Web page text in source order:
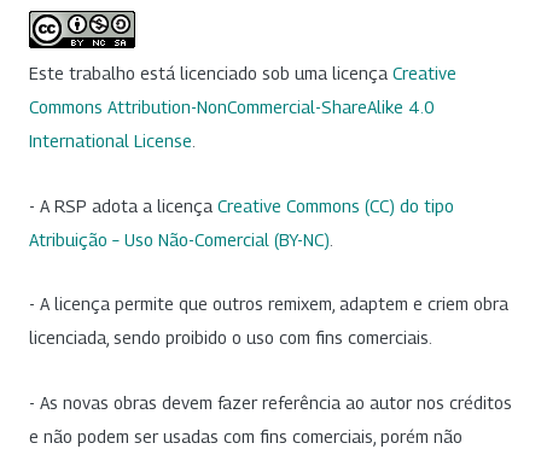
Este trabalho está licenciado sob uma licença Creative
Commons Attribution-NonCommercial-ShareAlike 4.0
International License
- A RSP adota a licença Creative Commons (CC) do tipo
Atribuição – Uso Não-Comercial (BY-NC)
- A licença permite que outros remixem, adaptem e criem obra
licenciada, sendo proibido o uso com fins comerciais.
- As novas obras devem fazer referência ao autor nos créditos
e não podem ser usadas com fins comerciais, porém não